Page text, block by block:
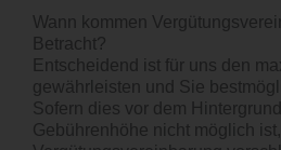
Wann kommen
Betracht?
Entscheidend ist für uns den
gewährleisten und Sie
Sofern dies vor dem
Gebührenhöhe nicht möglich